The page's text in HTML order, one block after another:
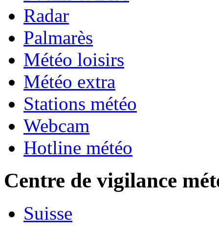
Radar
Palmarès
Météo loisirs
Météo extra
Stations météo
Webcam
Hotline météo
Centre de vigilance
Suisse